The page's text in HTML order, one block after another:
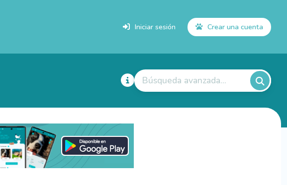
Iniciar sesión Crear una cuenta
Búsqueda avanzada...